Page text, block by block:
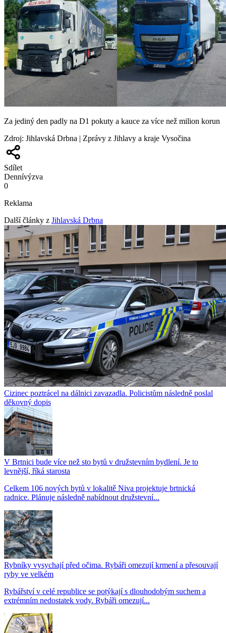
Za jediný den padly na D1 pokuty a kauce za více než milion korun
Zdroj: Jihlavská Drbna | Zprávy z Jihlavy a kraje Vysočina
Sdílet
Dennívýzva
0
Reklama
Další články z Jihlavská Drbna
Cizinec poztrácel na dálnici zavazadla. Policistům následně poslal
děkovný dopis
V Brtnici bude více než sto bytů v družstevním bydlení. Je to
levnější, říká starosta
Celkem 106 nových bytů v lokalitě Niva projektuje brtnická
radnice. Plánuje následně nabídnout družstevní...
Rybníky vysychají před očima. Rybáři omezují krmení a přesouvají
ryby ve velkém
Rybářství v celé republice se potýkají s dlouhodobým suchem a
extrémním nedostatek vody. Rybáři omezují...